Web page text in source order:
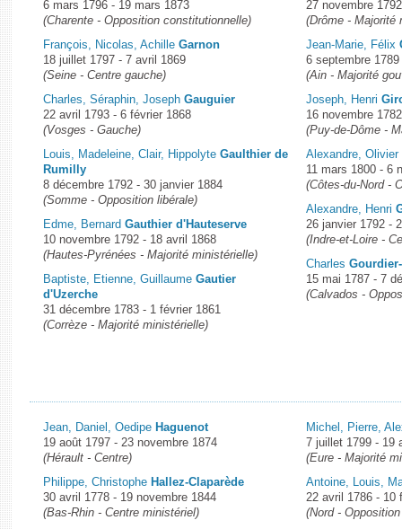
6 mars 1796 - 19 mars 1873
(Charente - Opposition constitutionnelle)
François, Nicolas, Achille Garnon
18 juillet 1797 - 7 avril 1869
(Seine - Centre gauche)
Charles, Séraphin, Joseph Gauguier
22 avril 1793 - 6 février 1868
(Vosges - Gauche)
Louis, Madeleine, Clair, Hippolyte Gaulthier de
Rumilly
8 décembre 1792 - 30 janvier 1884
(Somme - Opposition libérale)
Edme, Bernard Gauthier d'Hauteserve
10 novembre 1792 - 18 avril 1868
(Hautes-Pyrénées - Majorité ministérielle)
Baptiste, Etienne, Guillaume Gautier
d'Uzerche
31 décembre 1783 - 1 février 1861
(Corrèze - Majorité ministérielle)
27 novembre
(Drôme - Majorité
Jean-Marie, Félix
6 septembre
(Ain - Majorité
Joseph, Henri
16 novembre
(Puy-de-Dôme -
Alexandre, Olivier
11 mars 1800 - 6
(Côtes-du-Nord -
Alexandre, Henri
26 janvier 1792 -
(Indre-et-Loire -
Charles
15 mai 1787 - 7
(Calvados -
Jean, Daniel, Oedipe Haguenot
19 août 1797 - 23 novembre 1874
(Hérault - Centre)
Philippe, Christophe Hallez-Claparède
30 avril 1778 - 19 novembre 1844
(Bas-Rhin - Centre ministériel)
Michel, Pierre,
7 juillet 1799 - 19
(Eure - Majorité
Antoine, Louis,
22 avril 1786 - 10
(Nord -